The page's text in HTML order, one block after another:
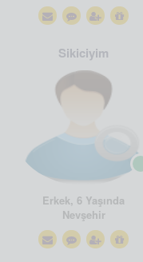
Sikiciyim
Erkek, 6 Yaşında
Nevşehir